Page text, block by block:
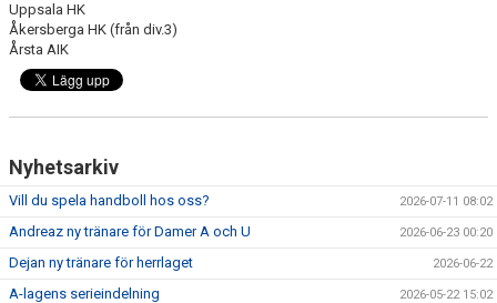
Uppsala HK
Åkersberga HK (från div.3)
Årsta AIK
Nyhetsarkiv
Vill du spela handboll hos oss? 2026-07-11 08:02
Andreaz ny tränare för Damer A och U 2026-06-23 00:20
Dejan ny tränare för herrlaget 2026-06-22
A-lagens serieindelning 2026-05-22 15:02